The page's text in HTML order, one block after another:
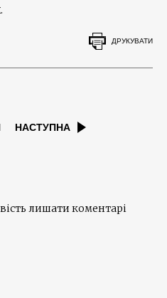
ДРУКУВАТИ
НАСТУПНА
лишати коментарі